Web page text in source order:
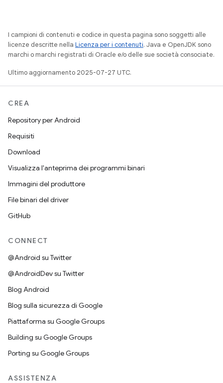
I campioni di contenuti e codice in questa pagina sono soggetti alle
licenze descritte nella Licenza per i contenuti. Java e OpenJDK sono
marchi o marchi registrati di Oracle e/o delle sue società consociate.
Ultimo aggiornamento 2025-07-27 UTC.
CREA
Repository per Android
Requisiti
Download
Visualizza l'anteprima dei programmi binari
Immagini del produttore
File binari del driver
GitHub
CONNECT
@Android su Twitter
@AndroidDev su Twitter
Blog Android
Blog sulla sicurezza di Google
Piattaforma su Google Groups
Building su Google Groups
Porting su Google Groups
ASSISTENZA